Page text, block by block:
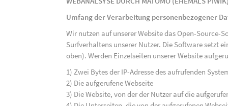
Umfang der Verarbeitung personenbezogener
Wir nutzen auf unserer Website das Open-Source-
Surfverhaltens unserer Nutzer. Die Software setzt
oben). Werden Einzelseiten unserer Website
1) Zwei Bytes der IP-Adresse des aufrufenden
2) Die aufgerufene Webseite
3) Die Website, von der der Nutzer auf die